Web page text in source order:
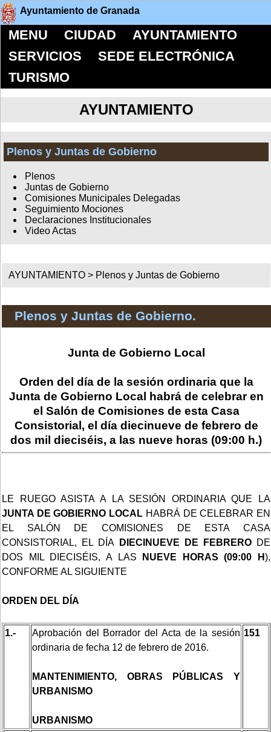
Ayuntamiento de Granada
MENU CIUDAD
AYUNTAMIENTO
SERVICIOS
SEDE ELECTRÓNICA
TURISMO
AYUNTAMIENTO
Plenos y Juntas de Gobierno
Plenos
Juntas de Gobierno
Comisiones Municipales Delegadas
Seguimiento Mociones
Declaraciones Institucionales
Video Actas
AYUNTAMIENTO > Plenos y Juntas de Gobierno
Plenos y Juntas de Gobierno.
Junta de Gobierno Local
Orden del día de la sesión ordinaria que la
Junta de Gobierno Local habrá de celebrar en
el Salón de Comisiones de esta Casa
Consistorial, el día diecinueve de febrero de
dos mil dieciséis, a las nueve horas (09:00 h.)
LE RUEGO ASISTA A LA SESIÓN ORDINARIA QUE LA
JUNTA DE GOBIERNO LOCAL HABRÁ DE CELEBRAR EN
EL SALÓN DE COMISIONES DE ESTA CASA
CONSISTORIAL, EL DÍA DIECINUEVE DE FEBRERO DE
DOS MIL DIECISÉIS, A LAS NUEVE HORAS (09:00 H),
CONFORME AL SIGUIENTE
ORDEN DEL DÍA
1.-
Aprobación del Borrador del Acta de la sesión
ordinaria de fecha 12 de febrero de 2016.
MANTENIMIENTO, OBRAS PÚBLICAS Y
URBANISMO
URBANISMO
151